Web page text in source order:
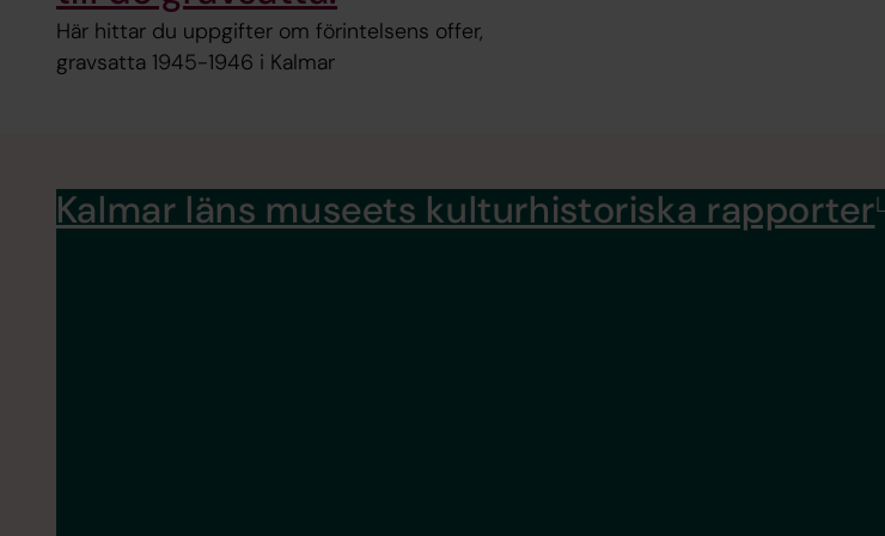
Här hittar du uppgifter om förintelsens offer,
gravsatta 1945-1946 i Kalmar
Kalmar läns museets kulturhistoriska rapporter